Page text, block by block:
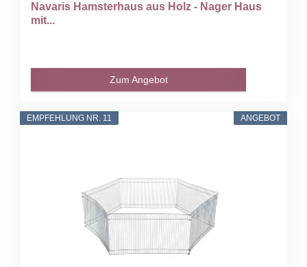
Navaris Hamsterhaus aus Holz - Nager Haus
mit...
Zum Angebot
ANGEBOT
EMPFEHLUNG NR. 11